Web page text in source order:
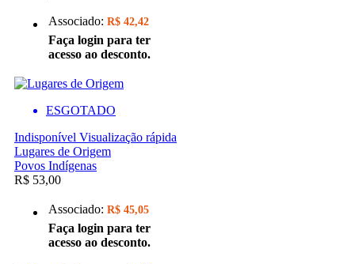
Associado: R$ 42,42
Faça login para ter
acesso ao desconto.
ESGOTADO
Indisponível Visualização rápida
Lugares de Origem
Povos Indígenas
R$ 53,00
Associado: R$ 45,05
Faça login para ter
acesso ao desconto.